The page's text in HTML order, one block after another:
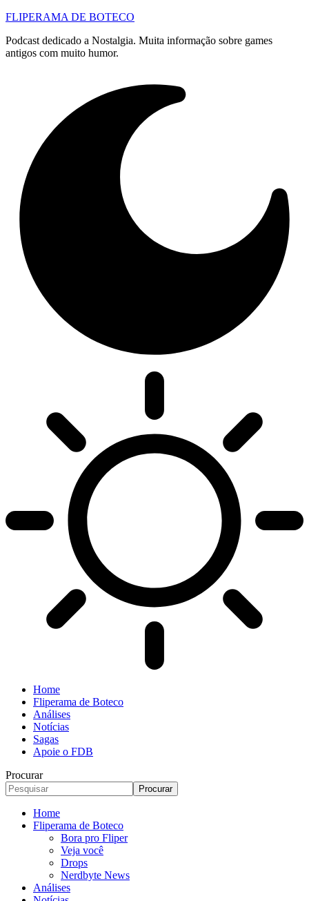
FLIPERAMA DE BOTECO
Podcast dedicado a Nostalgia. Muita informação sobre games
antigos com muito humor.
Home
Fliperama de Boteco
Análises
Notícias
Sagas
Apoie o FDB
Procurar
Home
Fliperama de Boteco
Bora pro Fliper
Veja você
Drops
Nerdbyte News
Análises